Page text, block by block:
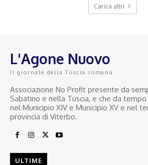
Carica altri
L'Agone Nuovo
Il giornale della Tuscia romana
Associazione No Profit presente da
Sabatino e nella Tuscia, e che da
nel Municipio XIV e Municipio XV e nel
provincia di Viterbo.
ULTIME